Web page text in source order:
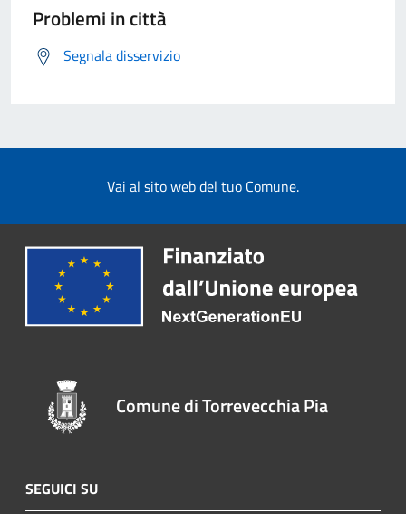
Problemi in città
Segnala disservizio
Vai al sito web del tuo Comune.
Comune di Torrevecchia Pia
SEGUICI SU